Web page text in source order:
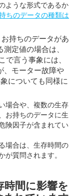
ような形式であるか
ちのデータの種類は
お持ちのデータがあ
定値の場合は、
で言う事象には、
、モーター故障や
についても同様に
場合や、複数の生存
お持ちのデータに生
険因子が含まれてい
場合は、生存時間の
が質問されます。
時間に影響を